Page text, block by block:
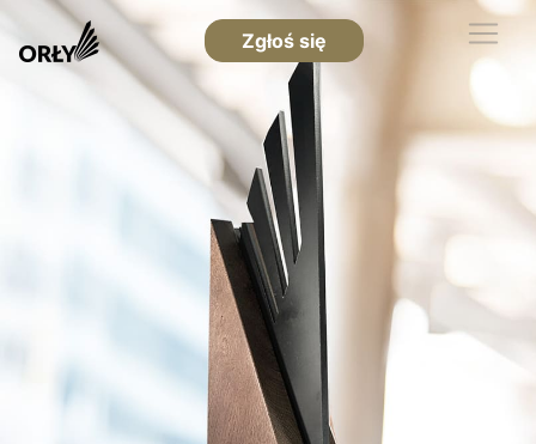
Zgłoś się